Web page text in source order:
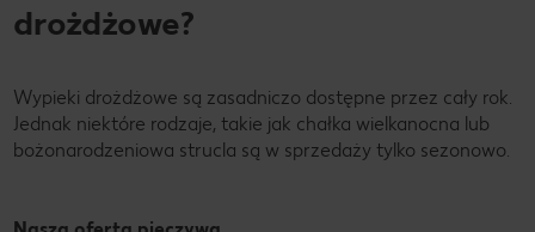
drożdżowe?
Wypieki drożdżowe są zasadniczo dostępne przez cały rok.
Jednak niektóre rodzaje, takie jak chałka wielkanocna lub
bożonarodzeniowa strucla są w sprzedaży tylko sezonowo.